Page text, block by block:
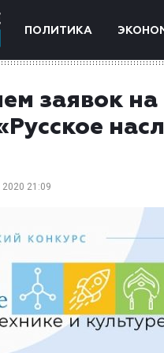
ПОЛИТИКА
заявок на
2020 21:09